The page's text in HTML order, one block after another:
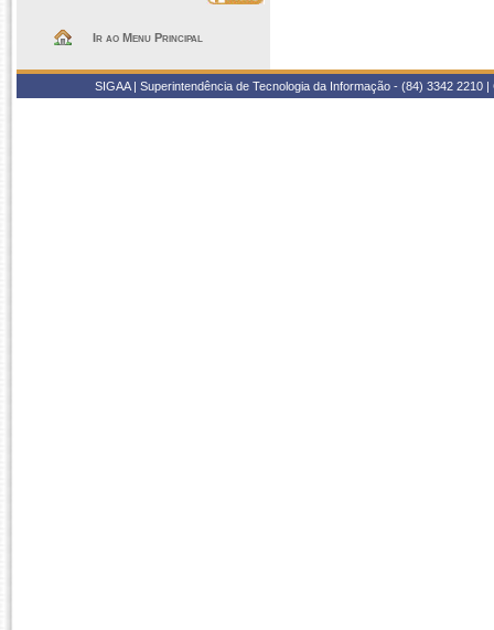
Ir ao Menu Principal
SIGAA | Superintendência de Tecnologia da Informação - (84) 3342